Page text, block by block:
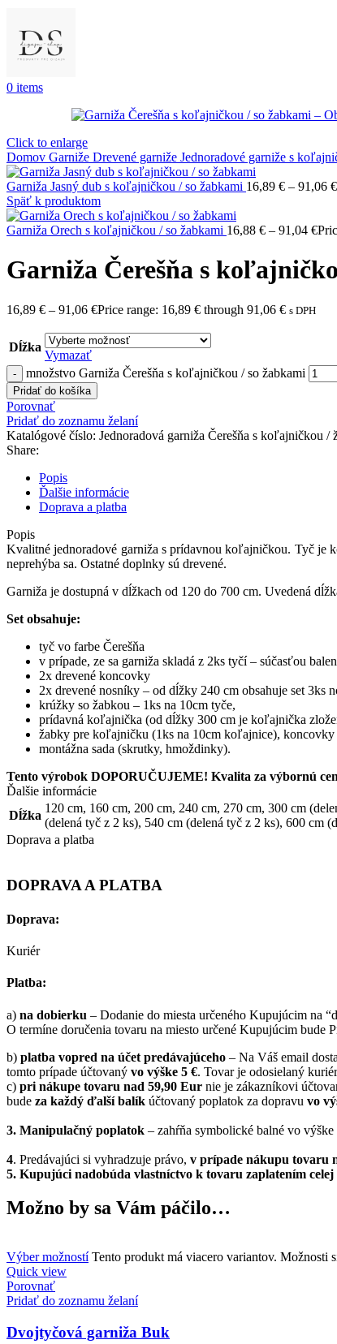
0 items
Click to enlarge
Domov Garniže Drevené garniže Jednoradové garniže s
Garniža Jasný dub s koľajničkou / so žabkami 16,89 € – 91,06 €
Späť k produktom
Garniža Orech s koľajničkou / so žabkami 16,88 € – 91,04 €
Garniža Čerešňa s
16,89 € – 91,06 €Price range: 16,89 € through 91,06 € s DPH
Dĺžka
Vymazať
množstvo Garniža Čerešňa s koľajničkou / so žabkami
Pridať do košíka
Porovnať
Pridať do zoznamu želaní
Katalógové číslo: Jednoradová garniža Čerešňa s koľajničkou /
Share:
Popis
Ďalšie informácie
Doprava a platba
Popis
Kvalitné jednoradové garniža s prídavnou koľajničkou. Tyč je
neprehýba sa. Ostatné doplnky sú drevené.
Garniža je dostupná v dĺžkach od 120 do 700 cm. Uvedená
Set obsahuje:
tyč vo farbe Čerešňa
v prípade, ze sa garniža skladá z 2ks tyčí – súčasťou
2x drevené koncovky
2x drevené nosníky – od dĺžky 240 cm obsahuje set 3ks
krúžky so žabkou – 1ks na 10cm tyče,
prídavná koľajnička (od dĺžky 300 cm je koľajnička
žabky pre koľajničku (1ks na 10cm koľajnice), koncovky
montážna sada (skrutky, hmoždinky).
Tento výrobok DOPORUČUJEME! Kvalita za výbornú
Ďalšie informácie
Dĺžka
120 cm, 160 cm, 200 cm, 240 cm, 270 cm, 300 cm
(delená tyč z 2 ks), 540 cm (delená tyč z 2 ks), 600 cm
Doprava a platba
DOPRAVA A PLATBA
Doprava:
Kuriér
Platba:
a) na dobierku – Dodanie do miesta určeného Kupujúcim na
O termíne doručenia tovaru na miesto určené Kupujúcim
b) platba vopred na účet predávajúceho – Na Váš email
tomto prípade účtovaný vo výške 5 €. Tovar je odosielaný
c) pri nákupe tovaru nad 59,90 Eur nie je zákazníkovi
bude za každý ďalší balík účtovaný poplatok za dopravu vo
3. Manipulačný poplatok – zahŕňa symbolické balné vo výške
4. Predávajúci si vyhradzuje právo, v prípade nákupu tovaru
5. Kupujúci nadobúda vlastníctvo k tovaru zaplatením celej
Možno by sa Vám páčilo…
Výber možností Tento produkt má viacero variantov. Možnosti
Quick view
Porovnať
Pridať do zoznamu želaní
Dvojtyčová garniža Buk